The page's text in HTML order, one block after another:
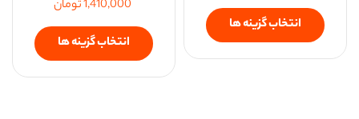
انتخاب گزینه ها
1,410,000تومان
انتخاب گزینه ها